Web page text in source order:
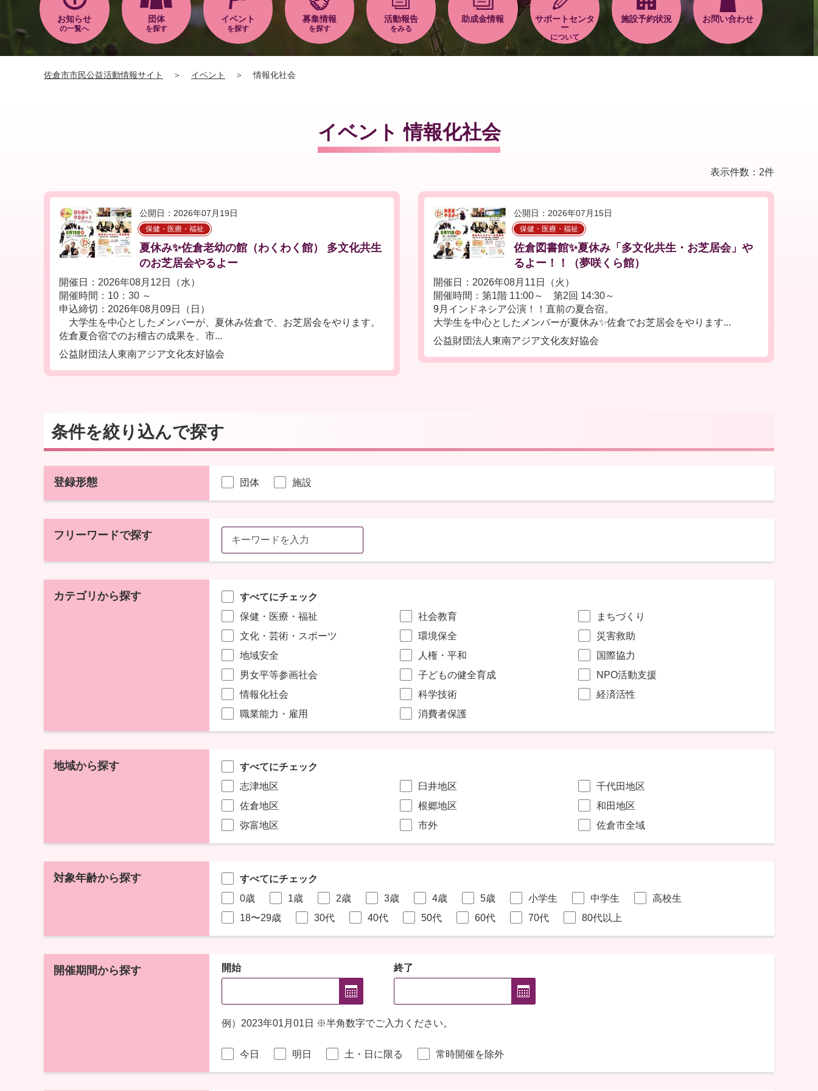
お知らせ
の一覧へ
団体
を探す
イベント
を探す
募集情報
を探す
活動報告
をみる
助成金情報
サポートセンタ
ー
について
施設予約状況 お問い合わせ
佐倉市市民公益活動情報サイト ＞ イベント ＞ 情報化社会
イベント 情報化社会
表示件数：2件
公開日：2026年07月19日
保健・医療・福祉
夏休み✨佐倉老幼の館（わくわく館） 多文化共生
のお芝居会やるよー
開催日：2026年08月12日（水）
開催時間：10：30 ～
申込締切：2026年08月09日（日）
大学生を中心としたメンバーが、夏休み佐倉で、お芝居会をやります。
佐倉夏合宿でのお稽古の成果を、市...
公益財団法人東南アジア文化友好協会
公開日：2026年07月15日
保健・医療・福祉
佐倉図書館✨夏休み「多文化共生・お芝居会」や
るよー！！（夢咲くら館）
開催日：2026年08月11日（火）
開催時間：第1階 11:00～ 第2回 14:30～
9月インドネシア公演！！直前の夏合宿。
大学生を中心としたメンバーが夏休み✨佐倉でお芝居会をやります...
公益財団法人東南アジア文化友好協会
条件を絞り込んで探す
登録形態 団体 施設
フリーワードで探す
カテゴリから探す
すべてにチェック
保健・医療・福祉
社会教育
まちづくり
文化・芸術・スポーツ
環境保全
災害救助
地域安全
人権・平和
国際協力
男女平等参画社会
子どもの健全育成
NPO活動支援
情報化社会
科学技術
経済活性
職業能力・雇用
消費者保護
地域から探す
すべてにチェック
志津地区
臼井地区
千代田地区
佐倉地区
根郷地区
和田地区
弥富地区
市外 佐倉市全域
対象年齢から探す
すべてにチェック
0歳
1歳 2歳 3歳 4歳 5歳 小学生 中学生
高校生
18〜29歳
30代 40代 50代 60代 70代 80代以上
開催期間から探す 開始 終了
例）2023年01月01日 ※半角数字でご入力ください。
今日 明日 土・日に限る 常時開催を除外